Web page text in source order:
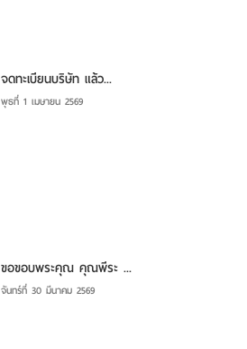
จดทะเบียนบริษัท แล้ว...
พุธที่ 1 เมษายน 2569
ขอขอบพระคุณ คุณพีระ ...
จันทร์ที่ 30 มีนาคม 2569